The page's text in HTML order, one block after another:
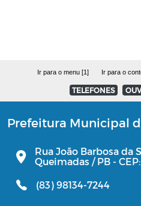
Gerenciamento de
Ir para o menu [1] Ir para o
TELEFONES
Prefeitura Municipal
Rua João Barbosa da
Queimadas / PB -
(83) 98134-7244